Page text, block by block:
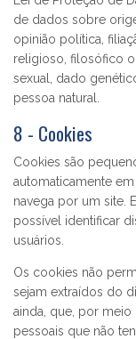
de dados sobre
opinião política,
religioso, filosófico
sexual, dado
pessoa natural.
8 - Cookies
Cookies são
automaticamente
navega por um site.
possível identificar
usuários.
Os cookies não
sejam extraídos do
ainda, que, por meio
pessoais que não